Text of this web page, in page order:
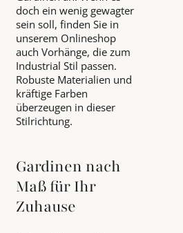
doch ein wenig gewagter
sein soll, finden Sie in
unserem Onlineshop
auch Vorhänge, die zum
Industrial Stil passen.
Robuste Materialien und
kräftige Farben
überzeugen in dieser
Stilrichtung.
Gardinen nach
Maß für Ihr
Zuhause